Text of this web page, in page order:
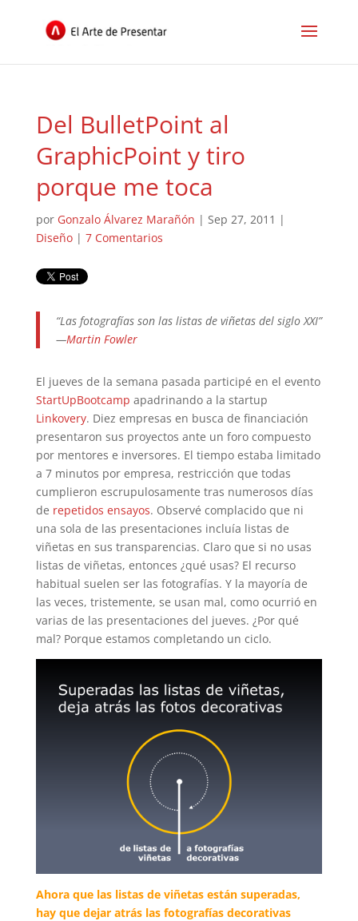
Del BulletPoint al
GraphicPoint y tiro
porque me toca
por Gonzalo Álvarez Marañón | Sep 27, 2011 |
Diseño| 7 Comentarios
“Las fotografías son las listas de viñetas del siglo XXI”
—Martin Fowler
El jueves de la semana pasada participé en el evento
StartUpBootcamp apadrinando a la startup
Linkovery. Diez empresas en busca de financiación
presentaron sus proyectos ante un foro compuesto
por mentores e inversores. El tiempo estaba limitado
a 7 minutos por empresa, restricción que todas
cumplieron escrupulosamente tras numerosos días
de repetidos ensayos. Observé complacido que ni
una sola de las presentaciones incluía listas de
viñetas en sus transparencias. Claro que si no usas
listas de viñetas, entonces ¿qué usas? El recurso
habitual suelen ser las fotografías. Y la mayoría de
las veces, tristemente, se usan mal, como ocurrió en
varias de las presentaciones del jueves. ¿Por qué
mal? Porque estamos completando un ciclo.
Ahora que las listas de viñetas están superadas,
hay que dejar atrás las fotografías decorativas